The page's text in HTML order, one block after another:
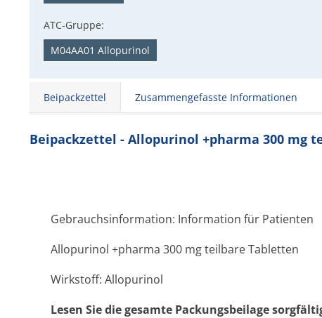
ATC-Gruppe:
M04AA01 Allopurinol
Beipackzettel Zusammengefasste Informationen
Beipackzettel - Allopurinol +pharma 300 mg
Gebrauchsinformation: Information für Patienten
Allopurinol +pharma 300 mg teilbare Tabletten
Wirkstoff: Allopurinol
Lesen Sie die gesamte Packungsbeilage